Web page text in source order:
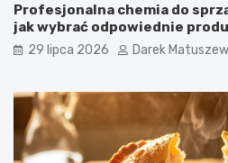
Profesjonalna chemia do
jak wybrać odpowiednie
29 lipca 2026 Darek